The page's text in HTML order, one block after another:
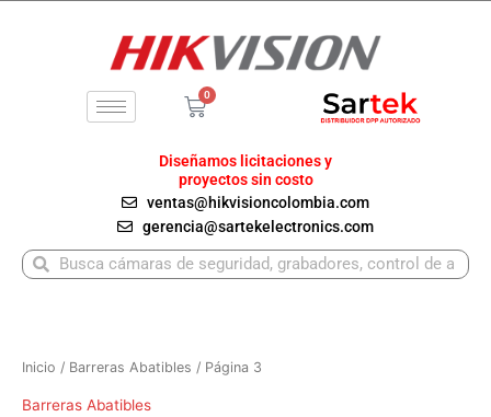
0
Carrito
Diseñamos licitaciones y
proyectos sin costo
ventas@hikvisioncolombia.com
gerencia@sartekelectronics.com
BuscarBuscar
Inicio / Barreras Abatibles / Página 3
Barreras Abatibles